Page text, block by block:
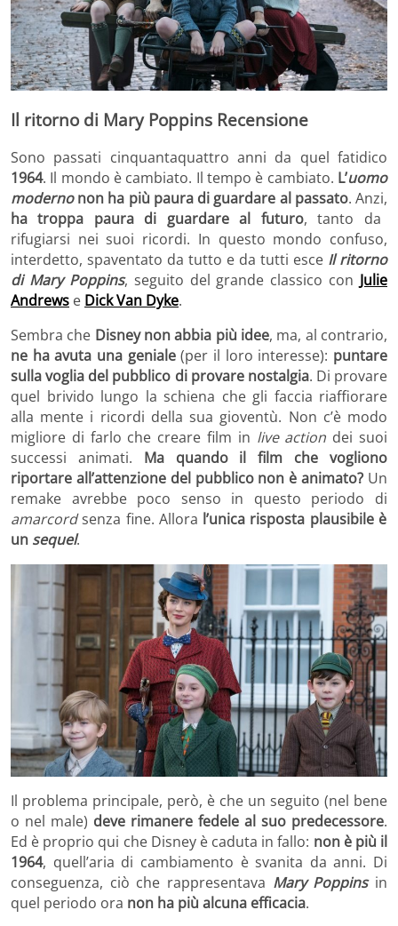
Il ritorno di Mary Poppins Recensione
Sono passati cinquantaquattro anni da quel fatidico
1964. Il mondo è cambiato. Il tempo è cambiato. L’uomo
modernonon ha più paura di guardare al passato. Anzi,
ha troppa paura di guardare al futuro, tanto da
rifugiarsi nei suoi ricordi. In questo mondo confuso,
interdetto, spaventato da tutto e da tutti esce Il ritorno
di Mary Poppins, seguito del grande classico con Julie
Andrews e Dick Van Dyke.
Sembra che Disney non abbia più idee, ma, al contrario,
ne ha avuta una geniale(per il loro interesse): puntare
sulla voglia del pubblico di provare nostalgia. Di provare
quel brivido lungo la schiena che gli faccia riaffiorare
alla mente i ricordi della sua gioventù. Non c’è modo
migliore di farlo che creare film in live action dei suoi
successi animati. Ma quando il film che vogliono
riportare all’attenzione del pubblico non è animato? Un
remake avrebbe poco senso in questo periodo di
amarcordsenza fine. Allora l’unica risposta plausibile è
un sequel.
Il problema principale, però, è che un seguito (nel bene
o nel male) deve rimanere fedele al suo predecessore.
Ed è proprio qui che Disney è caduta in fallo: non è più il
1964, quell’aria di cambiamento è svanita da anni. Di
conseguenza, ciò che rappresentava Mary Poppinsin
quel periodo ora non ha più alcuna efficacia.